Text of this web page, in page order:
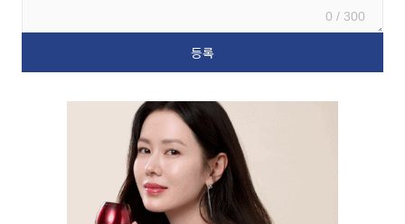
0 / 300